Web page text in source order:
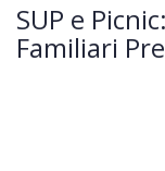
SUP e
Familiari